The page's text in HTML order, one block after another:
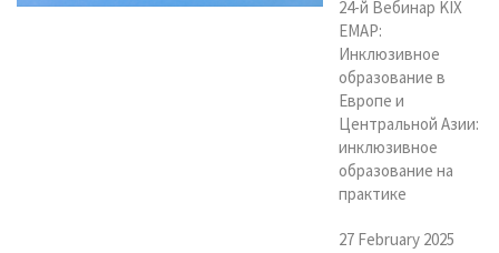
24-й Вебинар KIX
EMAP:
Инклюзивное
образование в
Европе и
Центральной Азии:
инклюзивное
образование на
практике
27 February 2025